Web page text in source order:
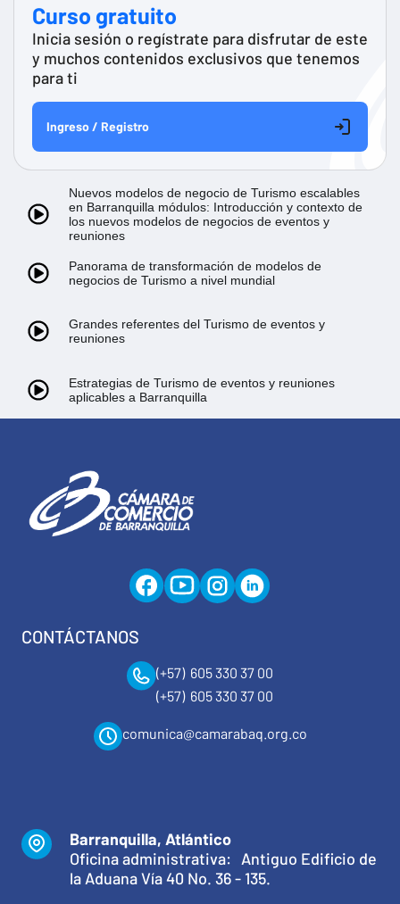
Curso gratuito
Inicia sesión o regístrate para disfrutar de este
y muchos contenidos exclusivos que tenemos
para ti
Ingreso / Registro
Nuevos modelos de negocio de Turismo escalables
en Barranquilla módulos: Introducción y contexto de
los nuevos modelos de negocios de eventos y
reuniones
Panorama de transformación de modelos de
negocios de Turismo a nivel mundial
Grandes referentes del Turismo de eventos y
reuniones
Estrategias de Turismo de eventos y reuniones
aplicables a Barranquilla
CONTÁCTANOS
(+57) 605 330 37 00
(+57) 605 330 37 00
comunica@camarabaq.org.co
Barranquilla, Atlántico
Oficina administrativa: Antiguo Edificio de
la Aduana Vía 40 No. 36 - 135.